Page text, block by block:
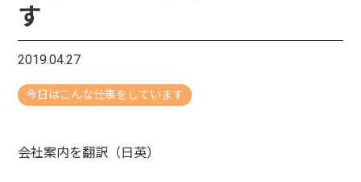
す
2019.04.27
今日はこんな仕事をしています
会社案内を翻訳（日英）